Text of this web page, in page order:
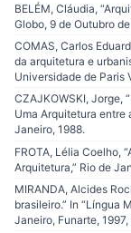
BELÉM, Cláudia,
Globo, 9 de Outubro
COMAS, Carlos
da arquitetura e
Universidade de Paris
CZAJKOWSKI, Jorge,
Uma Arquitetura entre
Janeiro, 1988.
FROTA, Lélia Coelho,
Arquitetura,” Rio de
MIRANDA, Alcides
brasileiro.” In “Língua
Janeiro, Funarte,